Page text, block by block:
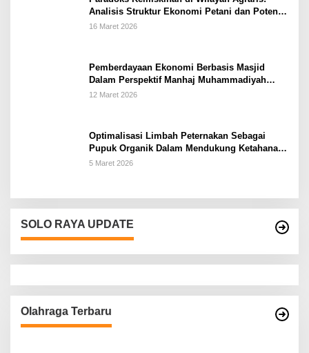
Analisis Struktur Ekonomi Petani dan Potensi
Pemberdayaan Berbasis Masjid di Kabupaten
16 Maret 2026
Pemberdayaan Ekonomi Berbasis Masjid
Dalam Perspektif Manhaj Muhammadiyah
Untuk Penguatan Keluarga Sakinah di
12 Maret 2026
Optimalisasi Limbah Peternakan Sebagai
Pupuk Organik Dalam Mendukung Ketahanan
Pangan Rumah Tangga Petani di Kabupaten
5 Maret 2026
SOLO RAYA UPDATE
Olahraga Terbaru